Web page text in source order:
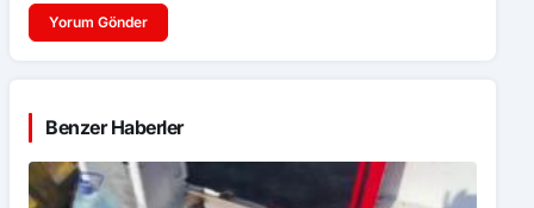
Yorum Gönder
Benzer Haberler